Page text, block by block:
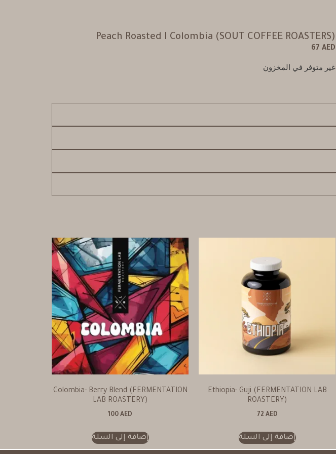
Peach Roasted I Colombia (SOUT COFFEE ROASTERS)
67 AED
غير متوفر في المخزون
Ethiopia- Guji (FERMENTATION LAB
ROASTERY)
72 AED
إضافة إلى السلة
Colombia- Berry Blend (FERMENTATION
LAB ROASTERY)
100 AED
إضافة إلى السلة